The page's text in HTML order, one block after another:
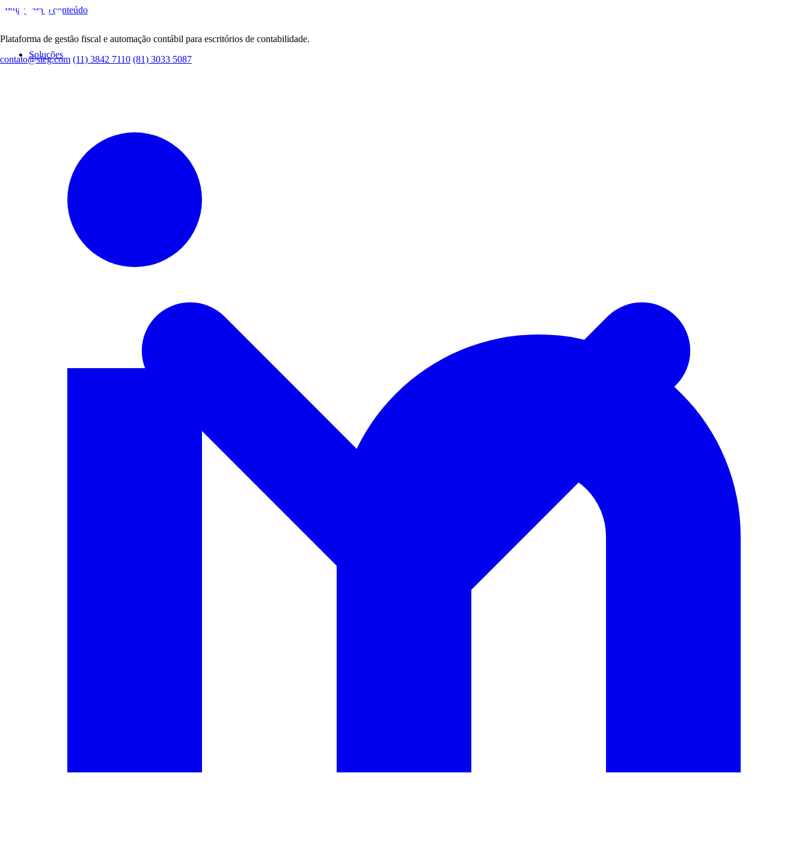
Pular para o conteúdo
Soluções
Plataforma de gestão fiscal e automação contábil para escritórios de contabilidade.
contato@sieg.com (11) 3842 7110 (81) 3033 5087